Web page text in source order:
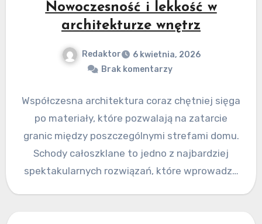
Nowoczesność i lekkość w
architekturze wnętrz
Redaktor
6 kwietnia, 2026
Brak komentarzy
Współczesna architektura coraz chętniej sięga
po materiały, które pozwalają na zatarcie
granic między poszczególnymi strefami domu.
Schody całoszklane to jedno z najbardziej
spektakularnych rozwiązań, które wprowadza